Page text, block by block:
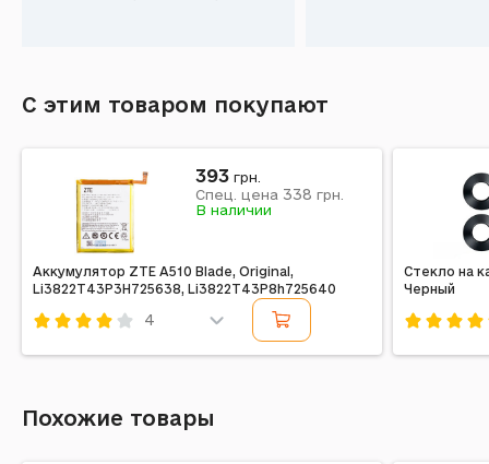
С этим товаром покупают
Аккумулятор ZTE A510 Blade, Original,
Li3822T43P3H725638, Li3822T43P8h725640
4
393 грн.
Спец. цена 338 грн.
В наличии
Стекло на
Черный
Похожие товары